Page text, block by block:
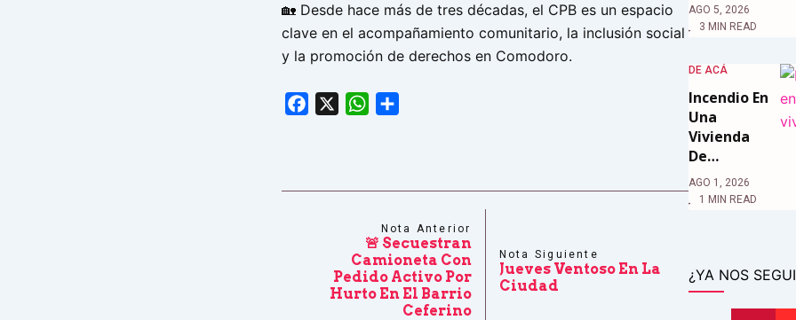
🏡 Desde hace más de tres décadas, el CPB es un espacio
clave en el acompañamiento comunitario, la inclusión social
y la promoción de derechos en Comodoro.
Facebook WhatsApp
Nota Anterior
🚨 Secuestran
Camioneta Con
Pedido Activo Por
Hurto En El Barrio
Ceferino
Nota Siguiente
Jueves Ventoso En La
Ciudad
AGO 5, 2026
3 MIN READ
DE ACÁ
Incendio En
Una
Vivienda
De…
AGO 1, 2026
1 MIN READ
¿YA NOS